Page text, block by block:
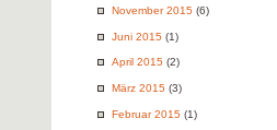
November 2015 (6)
Juni 2015 (1)
April 2015 (2)
März 2015 (3)
Februar 2015 (1)